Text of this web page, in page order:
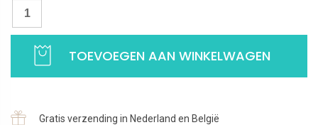
Bedel
Charm
yoga
Trikonasana
TOEVOEGEN AAN WINKELWAGEN
Gratis verzending in Nederland en België